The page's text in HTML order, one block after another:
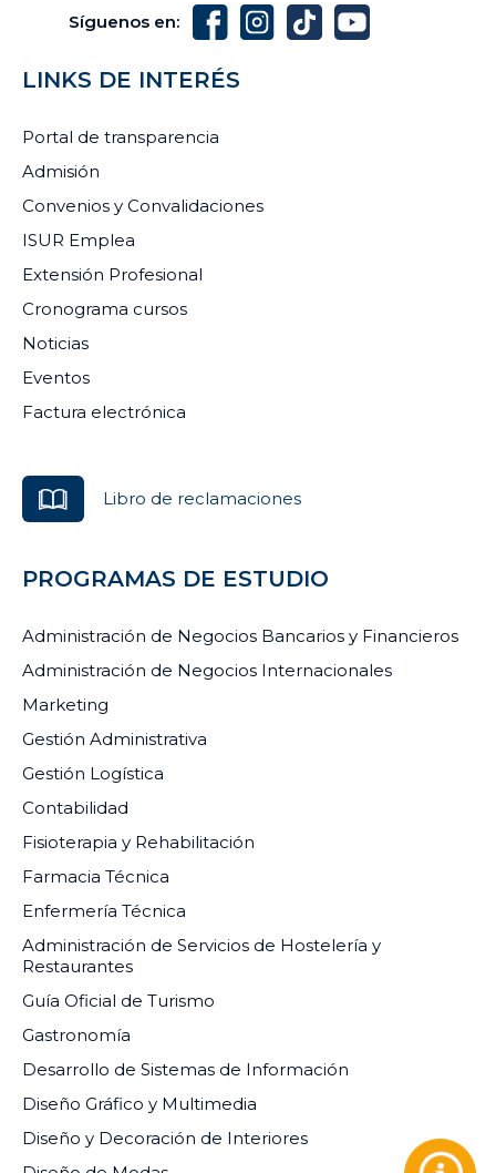
Síguenos en:
LINKS DE INTERÉS
Portal de transparencia
Admisión
Convenios y Convalidaciones
ISUR Emplea
Extensión Profesional
Cronograma cursos
Noticias
Eventos
Factura electrónica
Libro de reclamaciones
PROGRAMAS DE ESTUDIO
Administración de Negocios Bancarios y Financieros
Administración de Negocios Internacionales
Marketing
Gestión Administrativa
Gestión Logística
Contabilidad
Fisioterapia y Rehabilitación
Farmacia Técnica
Enfermería Técnica
Administración de Servicios de Hostelería y
Restaurantes
Guía Oficial de Turismo
Gastronomía
Desarrollo de Sistemas de Información
Diseño Gráfico y Multimedia
Diseño y Decoración de Interiores